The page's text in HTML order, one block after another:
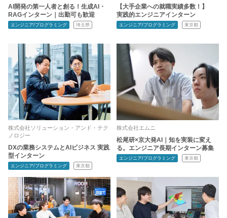
AI開発の第一人者と創る！生成AI・
RAGインターン｜出勤可も歓迎
エンジニア/プログラミング 埼玉県
【大手企業への就職実績多数！】
実践的エンジニアインターン
エンジニア/プログラミング 東京都
株式会社ソリューション・アンド・テク
ノロジー
DXの業務システムとAIビジネス 実践
型インターン
エンジニア/プログラミング 東京都
株式会社エムニ
松尾研×京大発AI｜知を実装に変え
る。エンジニア長期インターン募集
エンジニア/プログラミング 東京都